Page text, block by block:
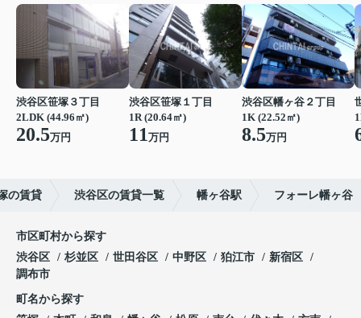
渋谷区笹塚３丁目
2LDK (44.96㎡)
20.5万円
渋谷区笹塚１丁目
1R (20.64㎡)
11万円
渋谷区幡ヶ谷２丁目
1K (22.52㎡)
8.5万円
の賃貸 渋谷区の賃貸一覧 幡ヶ谷駅 フォーレ幡ヶ谷
市区町村から探す
渋谷区
杉並区 世田谷区 中野区 狛江市
新宿区
調布市
町名から探す